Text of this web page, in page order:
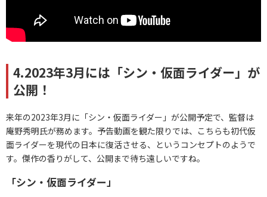
4.2023年3月には「シン・仮面ライダー」が
公開！
来年の2023年3月に「シン・仮面ライダー」が公開予定で、監督は
庵野秀明氏が務めます。予告動画を観た限りでは、こちらも初代仮
面ライダーを現代の日本に復活させる、というコンセプトのようで
す。傑作の香りがして、公開まで待ち遠しいですね。
「シン・仮面ライダー」